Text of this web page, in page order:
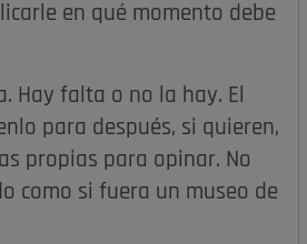
en qué momento debe
Hay falta o no la hay. El
para después, si quieren,
propias para opinar. No
como si fuera un museo de